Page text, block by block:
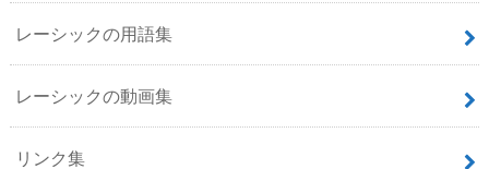
レーシックの用語集
レーシックの動画集
リンク集